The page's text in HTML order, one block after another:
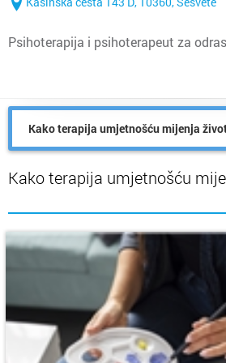
Psihoterapija i psihoterapeut za
Kako terapija umjetnošću mijenja
Kako terapija umjetnošću